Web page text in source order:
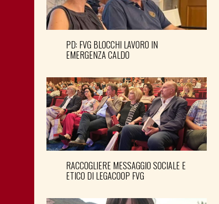
PD: FVG BLOCCHI LAVORO IN
EMERGENZA CALDO
RACCOGLIERE MESSAGGIO SOCIALE E
ETICO DI LEGACOOP FVG